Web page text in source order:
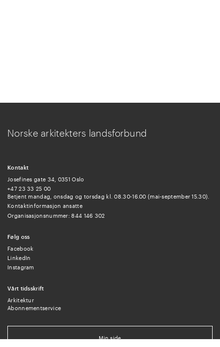
Norske arkitekters landsforbund
Kontakt
Josefines gate 34, 0351 Oslo
+47 23 33 25 00
Betjent mandag, onsdag og torsdag kl. 08.30-16.00 (mai-september 15.30).
Kontaktinformasjon ansatte
Organisasjonsnummer: 844 146 302
Følg oss
Facebook
LinkedIn
Instagram
Vårt tidsskrift
Arkitektur
Abonnementservice
Min side